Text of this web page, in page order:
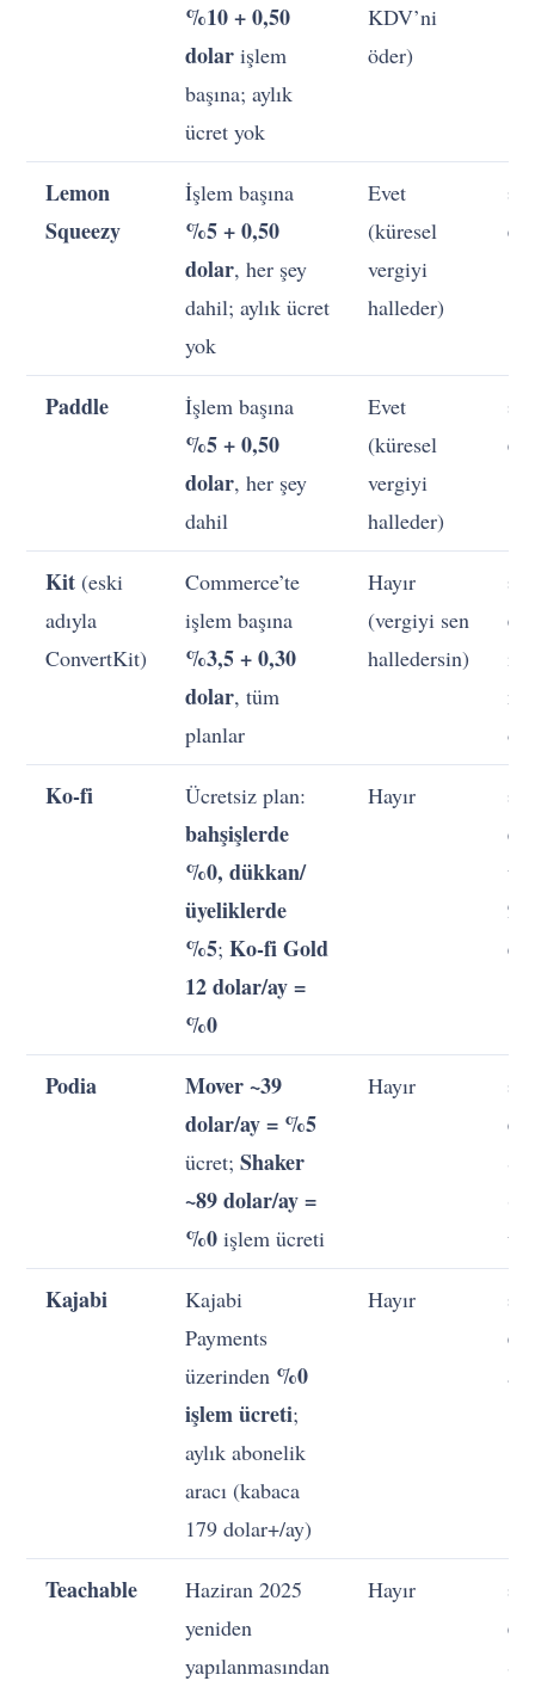
%10 + 0,50
dolar işlem
başına; aylık
ücret yok
KDV’ni
öder)
Lemon
Squeezy
İşlem başına
%5 + 0,50
dolar, her şey
dahil; aylık ücret
yok
Evet
(küresel
vergiyi
halleder)
≈
Paddle İşlem başına
%5 + 0,50
dolar, her şey
dahil
Evet
(küresel
vergiyi
halleder)
≈
Kit (eski
adıyla
ConvertKit)
Commerce’te
işlem başına
%3,5 + 0,30
dolar, tüm
planlar
Hayır
(vergiyi sen
halledersin)
≈
Ko-fi Ücretsiz plan:
bahşişlerde
%0, dükkan/
üyeliklerde
%5;Ko-fi Gold
12 dolar/ay =
%0
Hayır ≈
Podia
Mover ~39
dolar/ay = %5
ücret;Shaker
~89 dolar/ay =
%0 işlem ücreti
Hayır ≈
Kajabi
Kajabi
Payments
üzerinden %0
işlem ücreti;
aylık abonelik
aracı (kabaca
179 dolar+/ay)
Hayır ≈
Teachable
Haziran 2025
yeniden
yapılanmasından
Hayır ≈